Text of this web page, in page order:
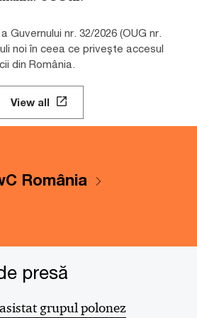
Guvernului nr. 32/2026 (OUG nr.
noi în ceea ce priveşte accesul
din România.
View all
România
presă
grupul polonez